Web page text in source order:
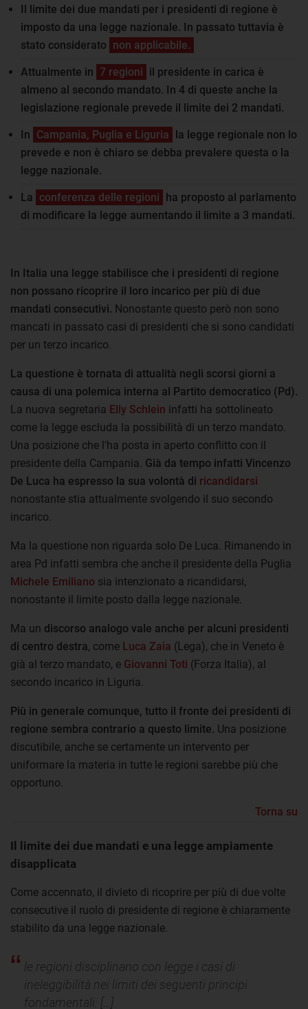
Il limite dei due mandati per i presidenti di regione è
imposto da una legge nazionale. In passato tuttavia è
stato considerato non applicabile.
Attualmente in 7 regioni il presidente in carica è
almeno al secondo mandato. In 4 di queste anche la
legislazione regionale prevede il limite dei 2 mandati.
In Campania, Puglia e Liguria la legge regionale non lo
prevede e non è chiaro se debba prevalere questa o la
legge nazionale.
La conferenza delle regioni ha proposto al parlamento
di modificare la legge aumentando il limite a 3 mandati.
In Italia una legge stabilisce che i presidenti di regione
non possano ricoprire il loro incarico per più di due
mandati consecutivi. Nonostante questo però non sono
mancati in passato casi di presidenti che si sono candidati
per un terzo incarico.
La questione è tornata di attualità negli scorsi giorni a
causa di una polemica interna al Partito democratico (Pd).
La nuova segretaria Elly Schlein infatti ha sottolineato
come la legge escluda la possibilità di un terzo mandato.
Una posizione che l’ha posta in aperto conflitto con il
presidente della Campania. Già da tempo infatti Vincenzo
De Luca ha espresso la sua volontà di ricandidarsi
nonostante stia attualmente svolgendo il suo secondo
incarico.
Ma la questione non riguarda solo De Luca. Rimanendo in
area Pd infatti sembra che anche il presidente della Puglia
Michele Emiliano sia intenzionato a ricandidarsi,
nonostante il limite posto dalla legge nazionale.
Ma un discorso analogo vale anche per alcuni presidenti
di centro destra, come Luca Zaia (Lega), che in Veneto è
già al terzo mandato, e Giovanni Toti (Forza Italia), al
secondo incarico in Liguria.
Più in generale comunque, tutto il fronte dei presidenti di
regione sembra contrario a questo limite. Una posizione
discutibile, anche se certamente un intervento per
uniformare la materia in tutte le regioni sarebbe più che
opportuno.
Torna su
Il limite dei due mandati e una legge ampiamente
disapplicata
Come accennato, il divieto di ricoprire per più di due volte
consecutive il ruolo di presidente di regione è chiaramente
stabilito da una legge nazionale.
le regioni disciplinano con legge i casi di
ineleggibilità nei limiti dei seguenti principi
fondamentali: […]